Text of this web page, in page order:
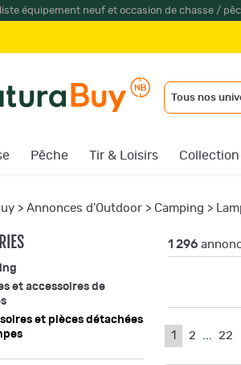
équipement neuf et occasion de chasse /
Tous nos
Pêche Tir & Loisirs Collection
> Annonces d'Outdoor > Camping >
et accessoires de
et pièces détachées
1 296
1 2 ... 22